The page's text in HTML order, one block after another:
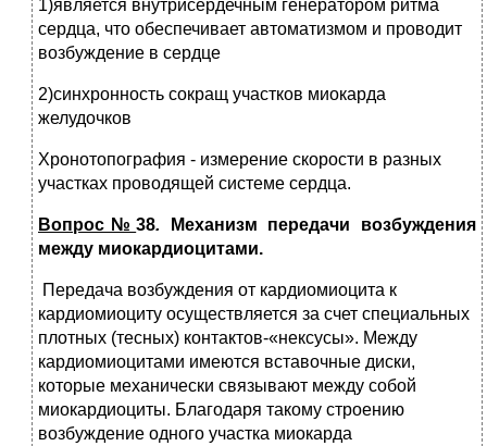
1)является внутрисердечным генератором ритма
сердца, что обеспечивает автоматизмом и проводит
возбуждение в сердце
2)синхронность сокращ участков миокарда
желудочков
Хронотопография - измерение скорости в разных
участках проводящей системе сердца.
Вопрос№38. Механизм передачи возбуждения
между миокардиоцитами.
Передача возбуждения от кардиомиоцита к
кардиомиоциту осуществляется за счет специальных
плотных (тесных) контактов-«нексусы». Между
кардиомиоцитами имеются вставочные диски,
которые механически связывают между собой
миокардиоциты. Благодаря такому строению
возбуждение одного участка миокарда